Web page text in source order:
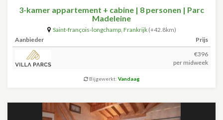
3-kamer appartement + cabine | 8 personen | Parc
Madeleine
Saint-françois-longchamp, Frankrijk (+42.8km)
Aanbieder
Prijs
€396
per midweek
Bijgewerkt: Vandaag